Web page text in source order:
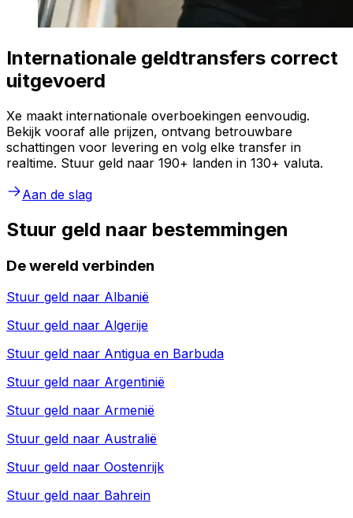
Internationale geldtransfers correct
uitgevoerd
Xe maakt internationale overboekingen eenvoudig.
Bekijk vooraf alle prijzen, ontvang betrouwbare
schattingen voor levering en volg elke transfer in
realtime. Stuur geld naar 190+ landen in 130+ valuta.
Aan de slag
Stuur geld naar bestemmingen
De wereld verbinden
Stuur geld naar Albanië
Stuur geld naar Algerije
Stuur geld naar Antigua en Barbuda
Stuur geld naar Argentinië
Stuur geld naar Armenië
Stuur geld naar Australië
Stuur geld naar Oostenrijk
Stuur geld naar Bahrein